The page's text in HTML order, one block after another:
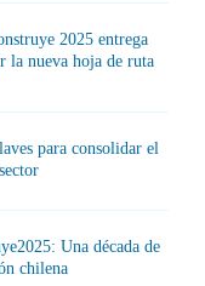
2025 entrega
la nueva hoja de ruta
para consolidar el
Una década de
chilena